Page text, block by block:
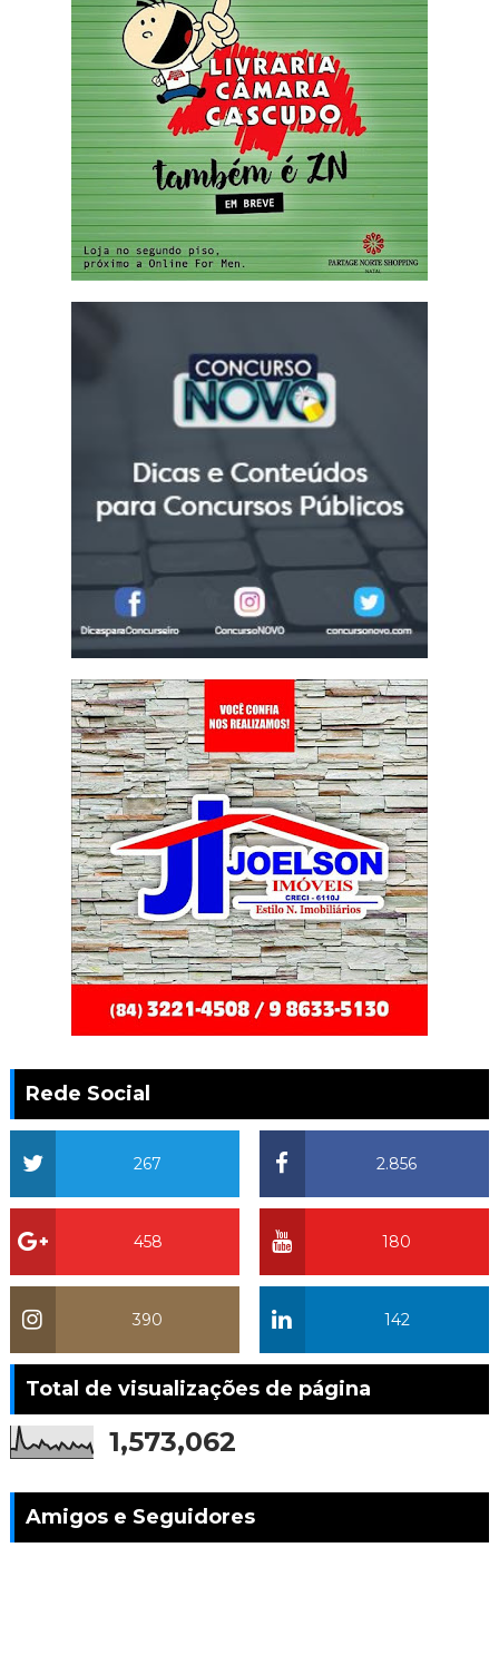
Rede Social
2.856
267
180
458
142
390
Total de visualizações de página
1,573,062
Amigos e Seguidores